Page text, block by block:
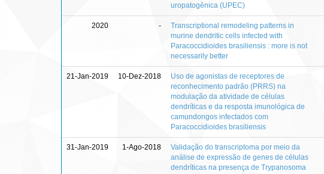
uropatogênica (UPEC)
2020 -
Transcriptional remodeling patterns in
murine dendritic cells infected with
Paracoccidioides brasiliensis : more is not
necessarily better
21-Jan-2019 10-Dez-2018
Uso de agonistas de receptores de
reconhecimento padrão (PRRS) na
modulação da atividade de células
dendríticas e da resposta imunológica de
camundongos infectados com
Paracoccidioides brasiliensis
31-Jan-2019 1-Ago-2018
Validação do transcriptoma por meio da
análise de expressão de genes de células
dendríticas na presença de Trypanosoma